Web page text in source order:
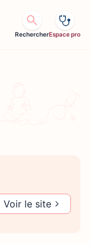
RechercherEspace pro
Voir le site